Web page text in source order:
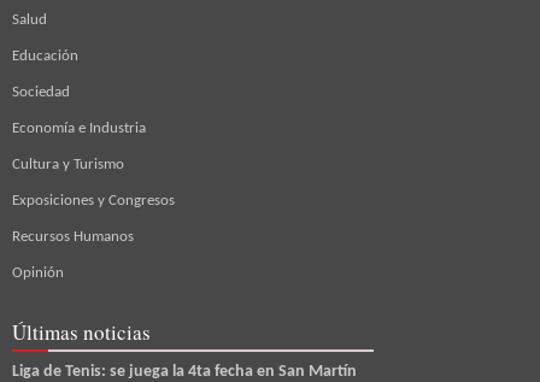
Salud
Educación
Sociedad
Economía e Industria
Cultura y Turismo
Exposiciones y Congresos
Recursos Humanos
Opinión
Últimas noticias
Liga de Tenis: se juega la 4ta fecha en San Martín